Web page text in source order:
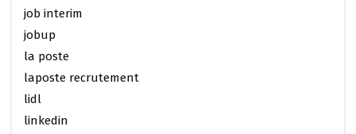
job interim
jobup
la poste
laposte recrutement
lidl
linkedin